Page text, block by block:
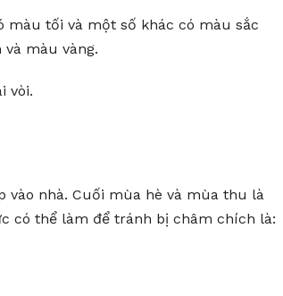
màu tối và một số khác có màu sắc
màu vàng.
vòi.
vào nhà. Cuối mùa hè và mùa thu là
có thể làm để tránh bị châm chích là: